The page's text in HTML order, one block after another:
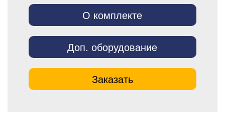
О комплекте
Доп. оборудование
Заказать